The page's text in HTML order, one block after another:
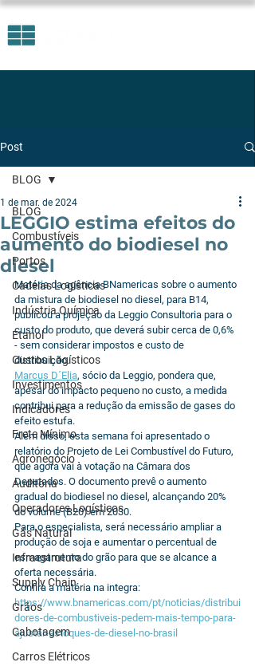
Post
BLOG
Combustíveis
Portos
Cadeias Logísticas
Indústria Química
Etanol
Custos Logísticos
Investimentos
Indicadores
Frete Mínimo
Agronegócio
Auditoria
Operadores Logísticos
Gás Natural
Infraestrutura
Supply Chain
Grãos
Cabotagem
Carros Elétricos
BLOG
LEGGIO estima efeitos do
aumento do biodiesel no
diesel
1 de mar. de 2024
Matéria da agência BNamericas sobre o aumento
da mistura de biodiesel no diesel, para B14,
publicou a projeção da Leggio Consultoria para o
custo do produto, que deverá subir cerca de 0,6%
- sem considerar impostos e custo de
distribuição.
Marcus D´Elia, sócio da Leggio, pondera que,
apesar do impacto pequeno no custo, a medida
contribui para a redução da emissão de gases do
efeito estufa.
Além disso, esta semana foi apresentado o
relatório do Projeto de Lei Combustível do Futuro,
que agora vai à votação na Câmara dos
Deputados. O documento prevê o aumento
gradual do biodiesel no diesel, alcançando 20%
do volume (B20) em 2030.
Para o especialista, será necessário ampliar a
produção de soja e aumentar o percentual de
esmagamento do grão para que se alcance a
oferta necessária.
Confira a matéria na integra:
https://www.bnamericas.com/pt/noticias/distribui
dores-de-combustiveis-pedem-mais-tempo-para-
ajustar-estoques-de-diesel-no-brasil